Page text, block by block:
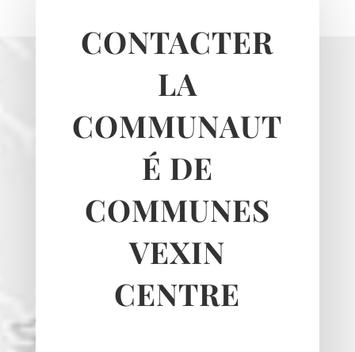
Le Perchay
Longuesse
Moussy
Neuilly-en-vexin
Seraincourt
Vigny
CONTACTER
LA
COMMUNAUT
É DE
COMMUNES
VEXIN
CENTRE